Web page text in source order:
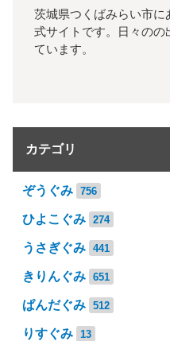
茨城県つくばみらい市に
式サイトです。日々のの
ています。
カテゴリ
ぞうぐみ 756
ひよこぐみ 274
うさぎぐみ 441
きりんぐみ 651
ぱんだぐみ 512
りすぐみ 13